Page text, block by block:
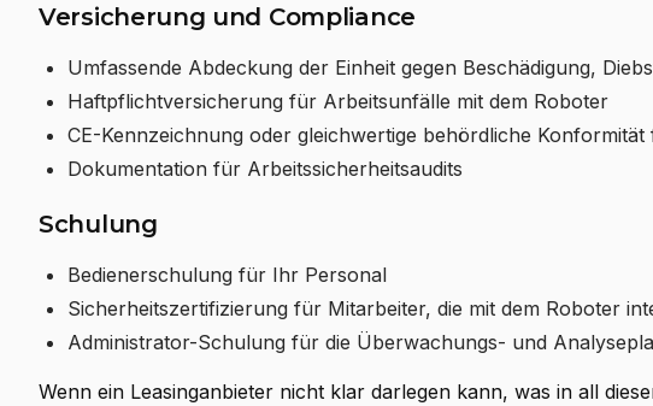
Versicherung und Compliance
Umfassende Abdeckung der Einheit gegen Beschädigung,
Haftpflichtversicherung für Arbeitsunfälle mit dem Roboter
CE-Kennzeichnung oder gleichwertige behördliche
Dokumentation für Arbeitssicherheitsaudits
Schulung
Bedienerschulung für Ihr Personal
Sicherheitszertifizierung für Mitarbeiter, die mit dem Roboter
Administrator-Schulung für die Überwachungs- und
Wenn ein Leasinganbieter nicht klar darlegen kann, was in all